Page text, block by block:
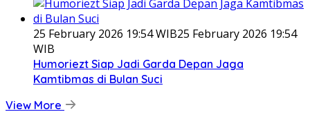
25 February 2026 19:54 WIB25 February 2026 19:54
WIB
Humoriezt Siap Jadi Garda Depan Jaga
Kamtibmas di Bulan Suci
View More